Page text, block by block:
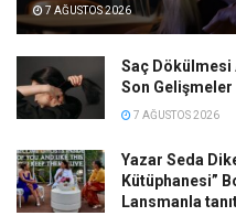
7 AĞUSTOS 2026
Saç Dökülmesi
Son Gelişmeler
7 AĞUSTOS 2026
Yazar Seda
Kütüphanesi”
Lansmanla